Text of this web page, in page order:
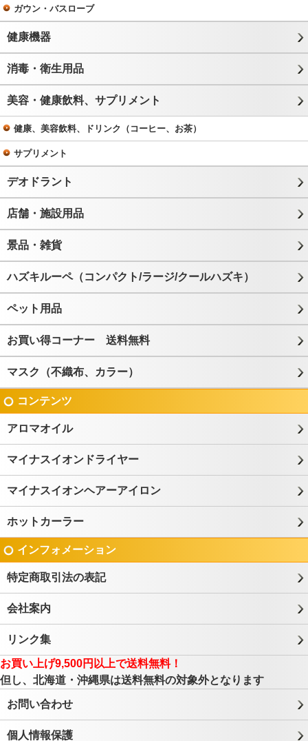
ガウン・バスローブ
健康機器
消毒・衛生用品
美容・健康飲料、サプリメント
健康、美容飲料、ドリンク（コーヒー、お茶）
サプリメント
デオドラント
店舗・施設用品
景品・雑貨
ハズキルーペ（コンパクト/ラージ/クールハズキ）
ペット用品
お買い得コーナー 送料無料
マスク（不織布、カラー）
コンテンツ
アロマオイル
マイナスイオンドライヤー
マイナスイオンヘアーアイロン
ホットカーラー
インフォメーション
特定商取引法の表記
会社案内
リンク集
お買い上げ9,500円以上で送料無料！
但し、北海道・沖縄県は送料無料の対象外となります
お問い合わせ
個人情報保護